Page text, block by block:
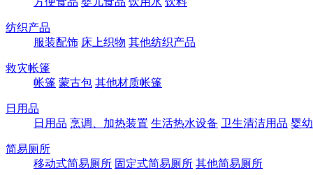
纺织产品
服装配饰 床上织物 其他纺织产品
救灾帐篷
帐篷 蒙古包 其他材质帐篷
日用品
日用品 烹调、加热装置 生活热水设备 卫生清洁用品 婴
简易厕所
移动式简易厕所 固定式简易厕所 其他简易厕所